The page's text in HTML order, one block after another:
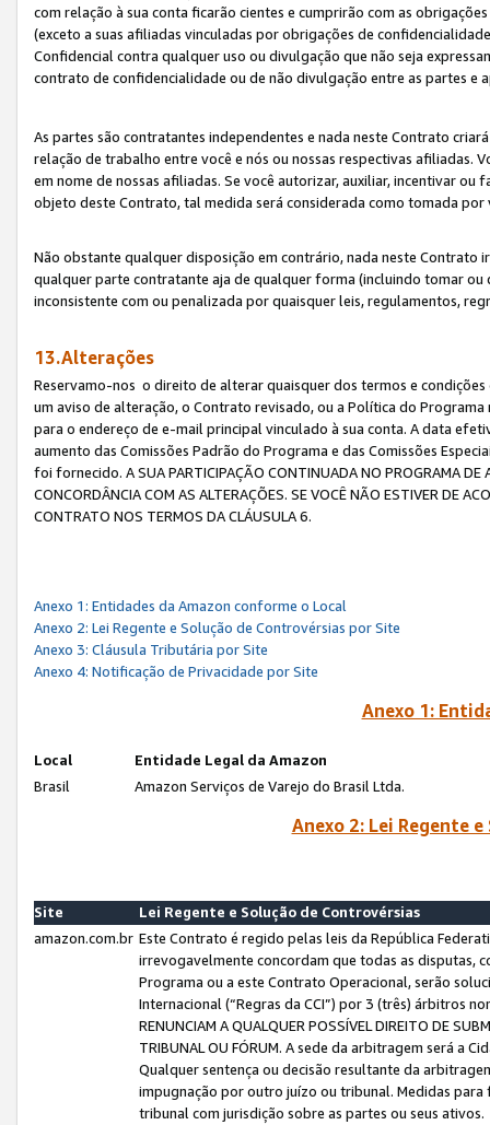
com relação à sua conta ficarão cientes e cumprirão com as
(exceto a suas afiliadas vinculadas por obrigações de
Confidencial contra qualquer uso ou divulgação que não seja
contrato de confidencialidade ou de não divulgação entre as partes e
As partes são contratantes independentes e nada neste Contrato
relação de trabalho entre você e nós ou nossas respectivas afiliadas.
em nome de nossas afiliadas. Se você autorizar, auxiliar, incentivar
objeto deste Contrato, tal medida será considerada como tomada por
Não obstante qualquer disposição em contrário, nada neste
qualquer parte contratante aja de qualquer forma (incluindo tomar ou
inconsistente com ou penalizada por quaisquer leis, regulamentos,
13.Alterações
Reservamo-nos o direito de alterar quaisquer dos termos e
um aviso de alteração, o Contrato revisado, ou a Política do
para o endereço de e-mail principal vinculado à sua conta. A data
aumento das Comissões Padrão do Programa e das Comissões
foi fornecido. A SUA PARTICIPAÇÃO CONTINUADA NO PROGRAMA DE
CONCORDÂNCIA COM AS ALTERAÇÕES. SE VOCÊ NÃO ESTIVER DE
CONTRATO NOS TERMOS DA CLÁUSULA 6.
Anexo 1: Entidades da Amazon conforme o Local
Anexo 2: Lei Regente e Solução de Controvérsias por Site
Anexo 3: Cláusula Tributária por Site
Anexo 4: Notificação de Privacidade por Site
Anexo 1:
Local
Entidade Legal da Amazon
Brasil
Amazon Serviços de Varejo do Brasil Ltda.
Anexo 2: Lei Regente
Site
Lei Regente e Solução de Controvérsias
amazon.com.br Este Contrato é regido pelas leis da República
irrevogavelmente concordam que todas as disputas,
Programa ou a este Contrato Operacional, serão
Internacional (“Regras da CCI”) por 3 (três) árbitros
RENUNCIAM A QUALQUER POSSÍVEL DIREITO DE
TRIBUNAL OU FÓRUM. A sede da arbitragem será a
Qualquer sentença ou decisão resultante da
impugnação por outro juízo ou tribunal. Medidas
tribunal com jurisdição sobre as partes ou seus ativos.